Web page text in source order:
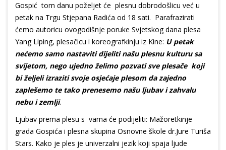
Gospić tom danu poželjet će plesnu dobrodošlicu već u
petak na Trgu Stjepana Radića od 18 sati. Parafrazirati
ćemo autoricu ovogodišnje poruke Svjetskog dana plesa
Yang Liping, plesačicu i koreografkinju iz Kine: U petak
nećemo samo nastaviti dijeliti našu plesnu kulturu sa
svijetom, nego ujedno želimo pozvati sve plesače koji
bi željeli izraziti svoje osjećaje plesom da zajedno
zaplešemo te tako prenesemo našu ljubav i zahvalu
nebu i zemlji.
Ljubav prema plesu s vama će podijeliti: Mažoretkinje
grada Gospića i plesna skupina Osnovne škole dr.Jure Turiša
Stars. Kako je ples je univerzalni jezik koji spaja ljude